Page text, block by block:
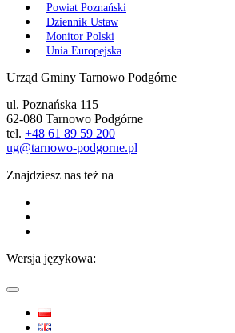
Powiat Poznański
Dziennik Ustaw
Monitor Polski
Unia Europejska
Urząd Gminy Tarnowo Podgórne
ul. Poznańska 115
62-080 Tarnowo Podgórne
tel. +48 61 89 59 200
ug@tarnowo-podgorne.pl
Znajdziesz nas też na
Wersja językowa: